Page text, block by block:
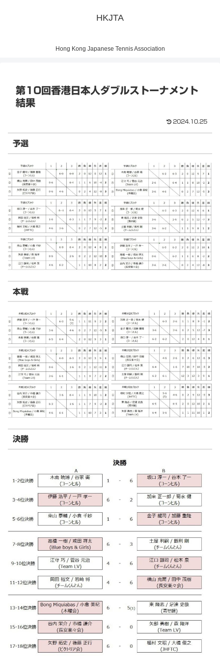
HKJTA
Hong Kong Japanese Tennis Association
第10回香港日本人ダブルストーナメント
結果
2024.10.25
予選
本戦
決勝